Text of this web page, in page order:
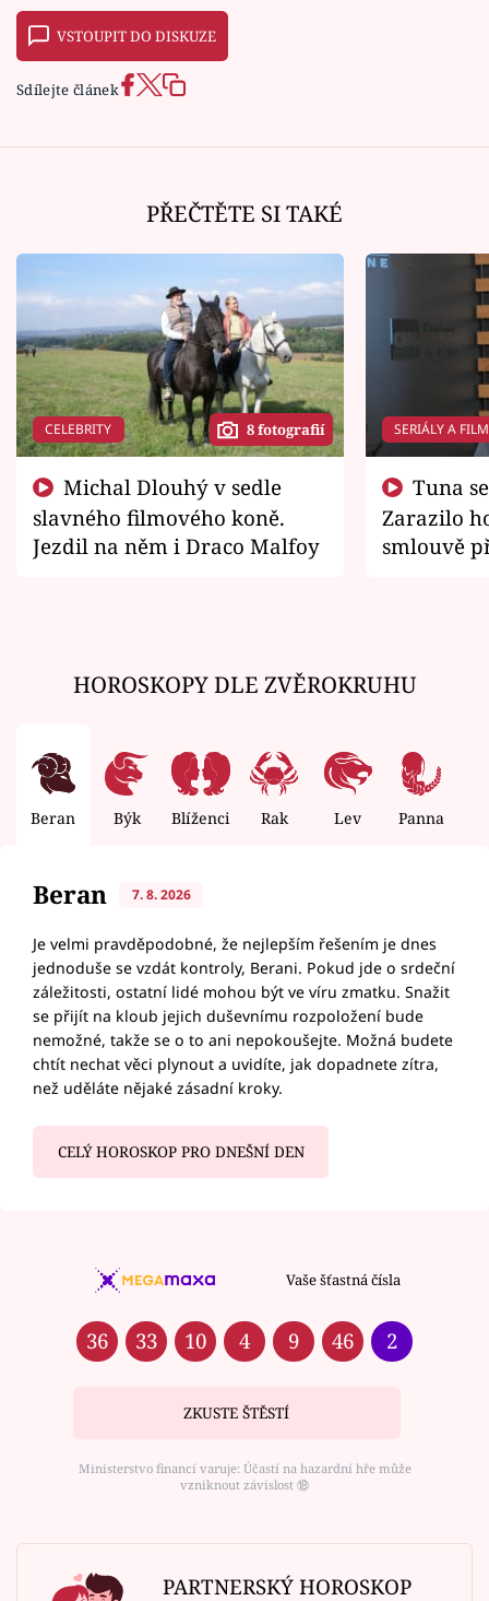
VSTOUPIT DO DISKUZE
Sdílejte článek
PŘEČTĚTE SI TAKÉ
CELEBRITY 8 fotografií
slavného filmového koně.
Jezdil na něm i Draco Malfoy
SERIÁLY A
Zarazilo
smlouvě
HOROSKOPY DLE ZVĚROKRUHU
Beran Býk Blíženci Rak Lev Panna
Beran 7. 8. 2026
Je velmi pravděpodobné, že nejlepším řešením je dnes
jednoduše se vzdát kontroly, Berani. Pokud jde o srdeční
záležitosti, ostatní lidé mohou být ve víru zmatku. Snažit
se přijít na kloub jejich duševnímu rozpoložení bude
nemožné, takže se o to ani nepokoušejte. Možná budete
chtít nechat věci plynout a uvidíte, jak dopadnete zítra,
než uděláte nějaké zásadní kroky.
CELÝ HOROSKOP PRO DNEŠNÍ DEN
Vaše šťastná čísla
36 33 10 4 9 46 2
ZKUSTE ŠTĚSTÍ
Ministerstvo financí varuje: Účastí na hazardní hře může
vzniknout závislost ⑱
PARTNERSKÝ HOROSKOP